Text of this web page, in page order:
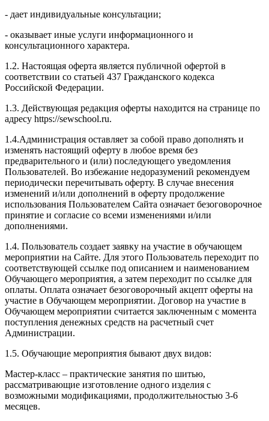
- дает индивидуальные консультации;
- оказывает иные услуги информационного и
консультационного характера.
1.2. Настоящая оферта является публичной офертой в
соответствии со статьей 437 Гражданского кодекса
Российской Федерации.
1.3. Действующая редакция оферты находится на странице по
адресу https://sewschool.ru.
1.4.Администрация оставляет за собой право дополнять и
изменять настоящий оферту в любое время без
предварительного и (или) последующего уведомления
Пользователей. Во избежание недоразумений рекомендуем
периодически перечитывать оферту. В случае внесения
изменений и/или дополнений в оферту продолжение
использования Пользователем Сайта означает безоговорочное
принятие и согласие со всеми изменениями и/или
дополнениями.
1.4. Пользователь создает заявку на участие в обучающем
мероприятии на Сайте. Для этого Пользователь переходит по
соответствующей ссылке под описанием и наименованием
Обучающего мероприятия, а затем переходит по ссылке для
оплаты. Оплата означает безоговорочный акцепт оферты на
участие в Обучающем мероприятии. Договор на участие в
Обучающем мероприятии считается заключенным с момента
поступления денежных средств на расчетный счет
Администрации.
1.5. Обучающие мероприятия бывают двух видов:
Мастер-класс – практические занятия по шитью,
рассматривающие изготовление одного изделия с
возможными модификациями, продолжительностью 3-6
месяцев.